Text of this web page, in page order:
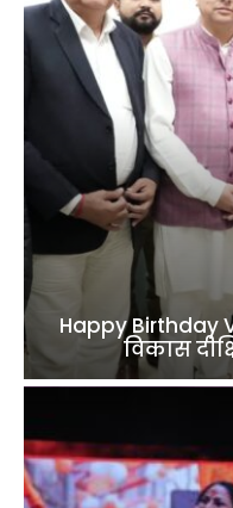
Happy Birthday
विकास